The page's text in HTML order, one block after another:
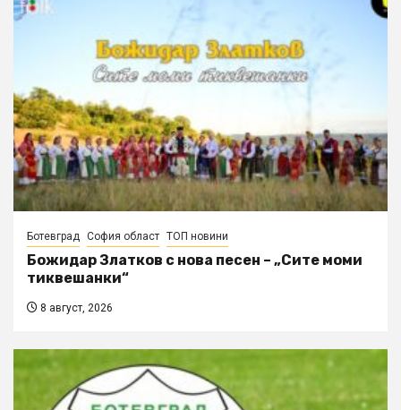
Ботевград София област ТОП новини
Божидар Златков с нова песен – „Сите моми
тиквешанки“
8 август, 2026